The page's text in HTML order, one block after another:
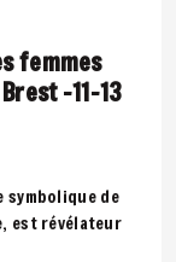
femmes
-11-13
symbolique de
est révélateur